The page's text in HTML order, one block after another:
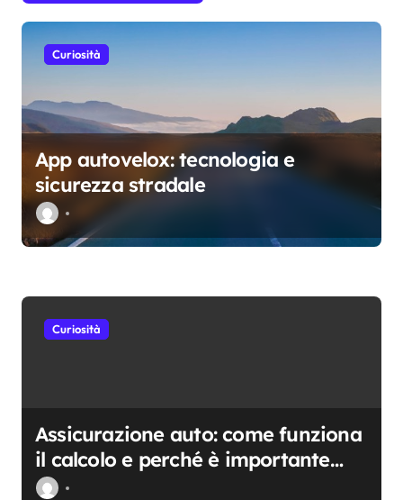
a
r
t
i
c
l
i
Curiosità
App autovelox: tecnologia e
sicurezza stradale
Curiosità
Assicurazione auto: come funziona
il calcolo e perché è importante
scegliere con attenzione